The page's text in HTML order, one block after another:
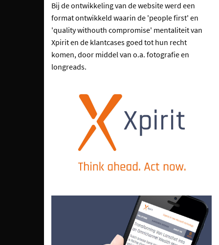
Bij de ontwikkeling van de website werd een
format ontwikkeld waarin de 'people first' en
'quality withouth compromise' mentaliteit van
Xpirit en de klantcases goed tot hun recht
komen, door middel van o.a. fotografie en
longreads.